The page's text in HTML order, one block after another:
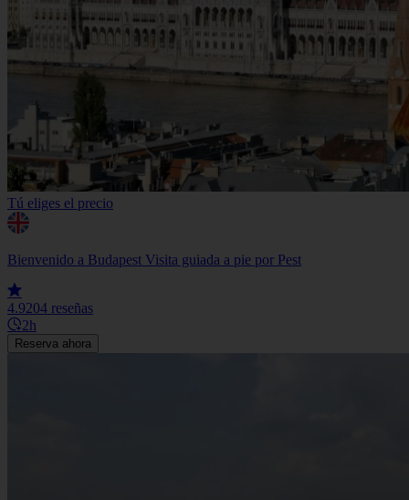
Tú eliges el precio
Bienvenido a Budapest Visita guiada a pie por Pest
4.9204 reseñas
2h
Reserva ahora